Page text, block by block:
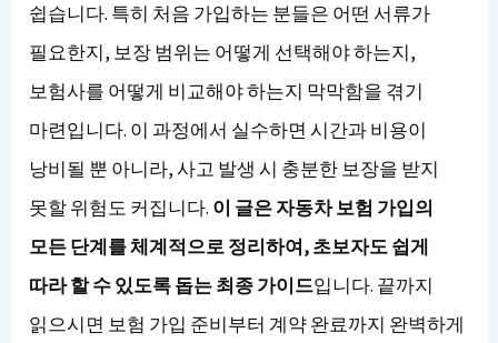
쉽습니다. 특히 처음 가입하는 분들은 어떤 서류가
필요한지, 보장 범위는 어떻게 선택해야 하는지,
보험사를 어떻게 비교해야 하는지 막막함을 겪기
마련입니다. 이 과정에서 실수하면 시간과 비용이
낭비될 뿐 아니라, 사고 발생 시 충분한 보장을 받지
못할 위험도 커집니다. 이 글은 자동차 보험 가입의
모든 단계를 체계적으로 정리하여, 초보자도 쉽게
따라 할 수 있도록 돕는 최종 가이드입니다. 끝까지
읽으시면 보험 가입 준비부터 계약 완료까지 완벽하게